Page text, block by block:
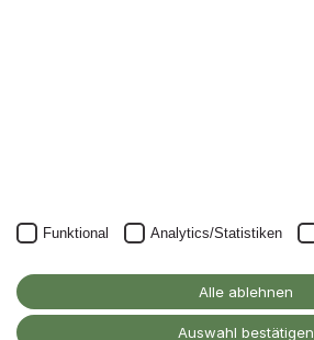
Alanus Hochschule
für Kunst und Gesellschaft
D-53347 Alfter
Funktional Analytics/Statistiken
Alle ablehnen
Auswahl bestätigen